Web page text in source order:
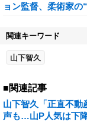
ョン監督、柔術家の
関連キーワード
山下智久
■関連記事
山下智久「正直不動
声も…山P人気は下